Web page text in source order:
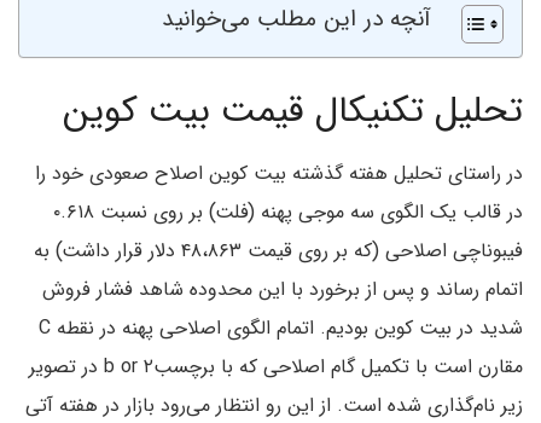
آنچه در این مطلب می‌خوانید
تحلیل تکنیکال قیمت بیت‌ کوین
در راستای تحلیل هفته گذشته بیت کوین اصلاح صعودی خود را
در قالب یک الگوی سه موجی پهنه (فلت) بر روی نسبت ۰.۶۱۸
فیبوناچی اصلاحی (که بر روی قیمت ۴۸،۸۶۳ دلار قرار داشت) به
اتمام رساند و پس از برخورد با این محدوده شاهد فشار فروش
شدید در بیت کوین بودیم. اتمام الگوی اصلاحی پهنه در نقطه C
مقارن است با تکمیل گام اصلاحی که با برچسب۲ b or در تصویر
زیر نام‌گذاری شده است. از این رو انتظار می‌رود بازار در هفته آتی